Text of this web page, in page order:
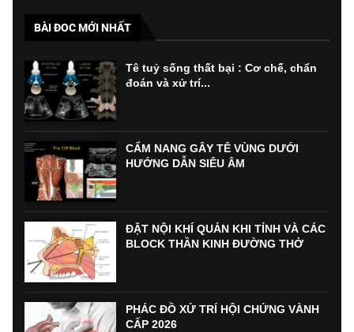
BÀI ĐOC MỚI NHẤT
Tê tuỷ sống thất bại : Cơ chế, chẩn
đoán và xử trí...
CẨM NANG GÂY TÊ VÙNG DƯỚI
HƯỚNG DẪN SIÊU ÂM
ĐẶT NỘI KHÍ QUẢN KHI TỈNH VÀ CÁC
BLOCK THẦN KINH ĐƯỜNG THỞ
PHÁC ĐỒ XỬ TRÍ HỘI CHỨNG VÀNH
CẤP 2026